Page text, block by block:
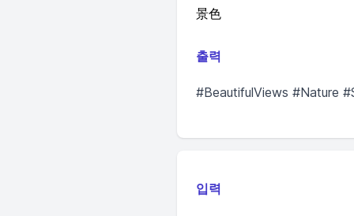
景色
출력
#BeautifulViews #Nature
입력